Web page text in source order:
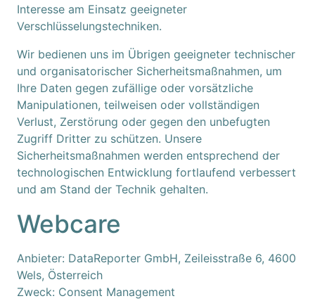
Interesse am Einsatz geeigneter
Verschlüsselungstechniken.
Wir bedienen uns im Übrigen geeigneter technischer
und organisatorischer Sicherheitsmaßnahmen, um
Ihre Daten gegen zufällige oder vorsätzliche
Manipulationen, teilweisen oder vollständigen
Verlust, Zerstörung oder gegen den unbefugten
Zugriff Dritter zu schützen. Unsere
Sicherheitsmaßnahmen werden entsprechend der
technologischen Entwicklung fortlaufend verbessert
und am Stand der Technik gehalten.
Webcare
Anbieter: DataReporter GmbH, Zeileisstraße 6, 4600
Wels, Österreich
Zweck: Consent Management